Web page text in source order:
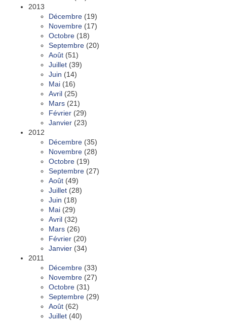
2013
Décembre (19)
Novembre (17)
Octobre (18)
Septembre (20)
Août (51)
Juillet (39)
Juin (14)
Mai (16)
Avril (25)
Mars (21)
Février (29)
Janvier (23)
2012
Décembre (35)
Novembre (28)
Octobre (19)
Septembre (27)
Août (49)
Juillet (28)
Juin (18)
Mai (29)
Avril (32)
Mars (26)
Février (20)
Janvier (34)
2011
Décembre (33)
Novembre (27)
Octobre (31)
Septembre (29)
Août (62)
Juillet (40)